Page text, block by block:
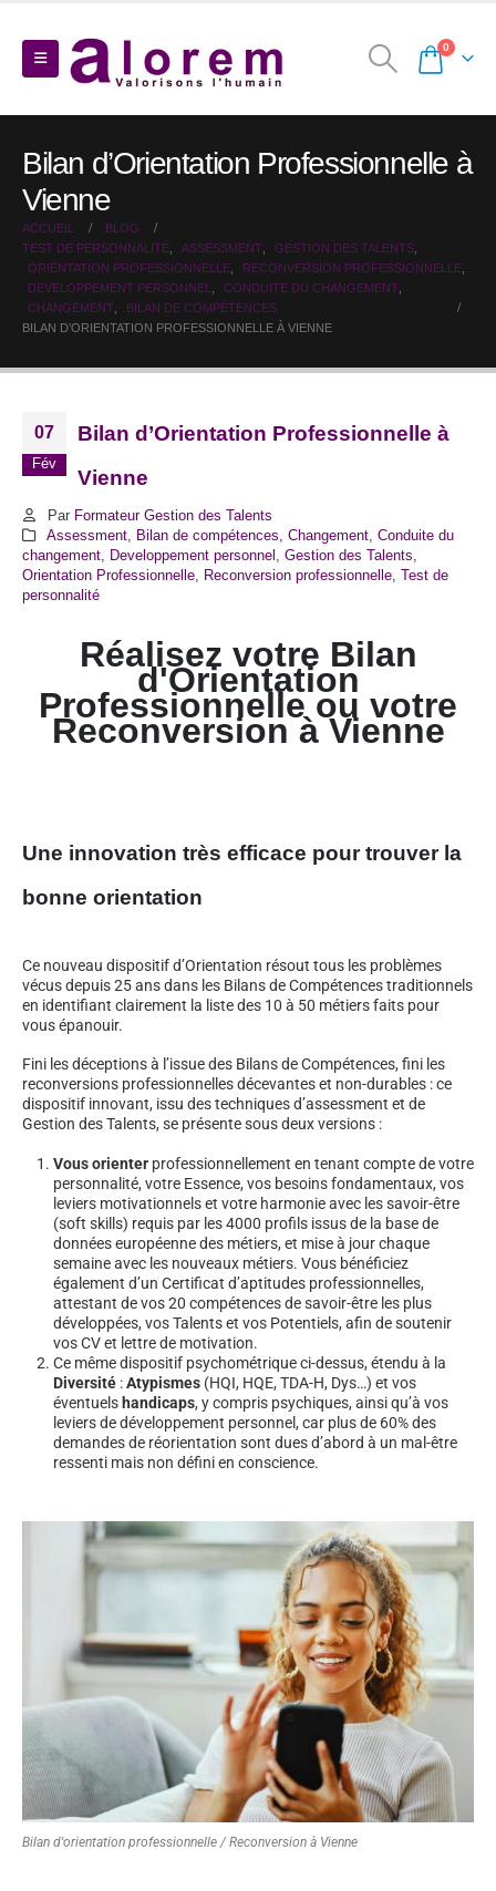
0
Bilan d’Orientation Professionnelle à
Vienne
ACCUEIL
BLOG
TEST DE PERSONNALITÉ
ASSESSMENT GESTION DES TALENTS
ORIENTATION PROFESSIONNELLE
RECONVERSION PROFESSIONNELLE
DEVELOPPEMENT PERSONNEL
CONDUITE DU CHANGEMENT
CHANGEMENT
BILAN DE COMPÉTENCES
BILAN D’ORIENTATION PROFESSIONNELLE À VIENNE
07
Fév
Bilan d’Orientation Professionnelle à
Vienne
Par Formateur Gestion des Talents
Assessment, Bilan de compétences Changement, Conduite du
changement
Developpement personnel Gestion des Talents
Orientation Professionnelle
Reconversion professionnelle Test de
personnalité
Réalisez votre Bilan
d'Orientation
Professionnelle ou votre
Reconversion àVienne
Une innovation très efficace pour trouver la
bonne orientation
Ce nouveau dispositif d’Orientation résout tous les problèmes
vécus depuis 25 ans dans les Bilans de Compétences traditionnels
en identifiant clairement la liste des 10 à 50 métiers faits pour
vous épanouir.
Fini les déceptions à l’issue des Bilans de Compétences, fini les
reconversions professionnelles décevantes et non-durables : ce
dispositif innovant, issu des techniques d’assessment et de
Gestion des Talents, se présente sous deux versions :
Vous orienter professionnellement en tenant compte de votre
personnalité, votre Essence, vos besoins fondamentaux, vos
leviers motivationnels et votre harmonie avec les savoir-être
(soft skills) requis par les 4000 profils issus de la base de
données européenne des métiers, et mise à jour chaque
semaine avec les nouveaux métiers. Vous bénéficiez
également d’un Certificat d’aptitudes professionnelles,
attestant de vos 20 compétences de savoir-être les plus
développées, vos Talents et vos Potentiels, afin de soutenir
vos CV et lettre de motivation.
Ce même dispositif psychométrique ci-dessus, étendu à la
Diversité :Atypismes (HQI, HQE, TDA-H, Dys…) et vos
éventuels handicaps, y compris psychiques, ainsi qu’à vos
leviers de développement personnel, car plus de 60% des
demandes de réorientation sont dues d’abord à un mal-être
ressenti mais non défini en conscience.
Bilan d'orientation professionnelle / Reconversion à Vienne